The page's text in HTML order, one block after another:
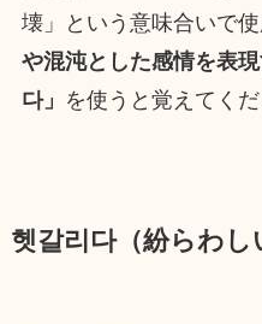
壊」という意味合いで
や混沌とした感情を表
다」 を使うと覚えてく
헷갈리다（紛らわし